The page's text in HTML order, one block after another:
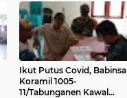
Ikut Putus Covid, Babinsa
Koramil 1005-
11/Tabunganen Kawal